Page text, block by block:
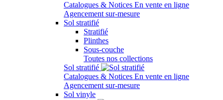
Catalogues & Notices En vente en ligne
Agencement sur-mesure
Sol stratifié
Stratifié
Plinthes
Sous-couche
Toutes nos collections
Sol stratifié
Catalogues & Notices En vente en ligne
Agencement sur-mesure
Sol vinyle